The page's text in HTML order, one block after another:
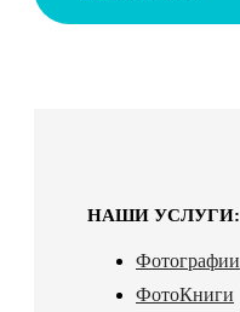
НАШИ УСЛУГИ:
Фотографии
ФотоКниги